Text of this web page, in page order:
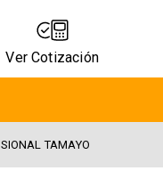
Ver Cotización
TAMAYO